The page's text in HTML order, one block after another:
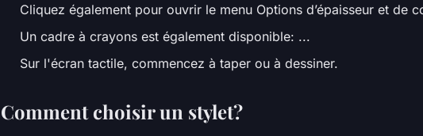
Cliquez également pour ouvrir le menu Options d’épaisseur et de
Un cadre à crayons est également disponible: ...
Sur l'écran tactile, commencez à taper ou à dessiner.
Comment choisir un stylet?